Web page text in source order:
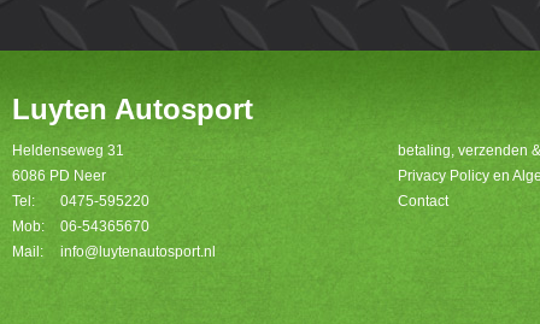
Luyten Autosport
Heldenseweg 31
6086 PD Neer
Tel:
0475-595220
Mob:
06-54365670
Mail:
info@luytenautosport.nl
betaling, verzenden
Privacy Policy en
Contact